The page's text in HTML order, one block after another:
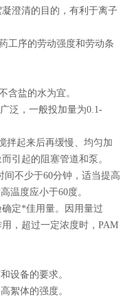
澄清的目的，有利于离子
工序的劳动强度和劳动条
含盐的水为宜。
泛，一般投加量为0.1-
拌起来后再缓慢、均匀加
引起的阻塞管道和泵。
间不少于60分钟，适当提高
温度应小于60度。
定*佳用量。因用量过
，超过一定浓度时，PAM
设备的要求。
絮体的强度。